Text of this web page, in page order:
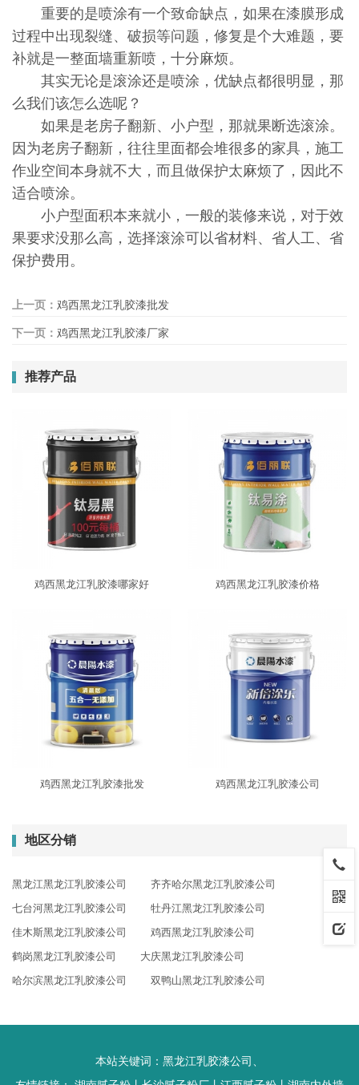
重要的是喷涂有一个致命缺点，如果在漆膜形成
过程中出现裂缝、破损等问题，修复是个大难题，要
补就是一整面墙重新喷，十分麻烦。
其实无论是滚涂还是喷涂，优缺点都很明显，那
么我们该怎么选呢？
如果是老房子翻新、小户型，那就果断选滚涂。
因为老房子翻新，往往里面都会堆很多的家具，施工
作业空间本身就不大，而且做保护太麻烦了，因此不
适合喷涂。
小户型面积本来就小，一般的装修来说，对于效
果要求没那么高，选择滚涂可以省材料、省人工、省
保护费用。
上一页： 鸡西黑龙江乳胶漆批发
下一页： 鸡西黑龙江乳胶漆厂家
推荐产品
鸡西黑龙江乳胶漆哪家好 鸡西黑龙江乳胶漆价格
鸡西黑龙江乳胶漆批发 鸡西黑龙江乳胶漆公司
地区分销
黑龙江黑龙江乳胶漆公司
齐齐哈尔黑龙江乳胶漆公司
七台河黑龙江乳胶漆公司
牡丹江黑龙江乳胶漆公司
佳木斯黑龙江乳胶漆公司
鸡西黑龙江乳胶漆公司
鹤岗黑龙江乳胶漆公司
大庆黑龙江乳胶漆公司
哈尔滨黑龙江乳胶漆公司
双鸭山黑龙江乳胶漆公司
本站关键词： 黑龙江乳胶漆公司